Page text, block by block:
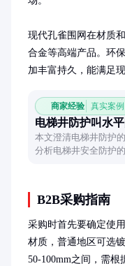
现代孔雀围网在材质
合金等高端产品。环
加丰富持久，能满足
商家经验 真实案
电梯井防护叫水
本文澄清电梯井防护
分析电梯井安全防护
B2B采购指南
采购时首先要确定使
材质，普通地区可选
50-100mm之间，需根